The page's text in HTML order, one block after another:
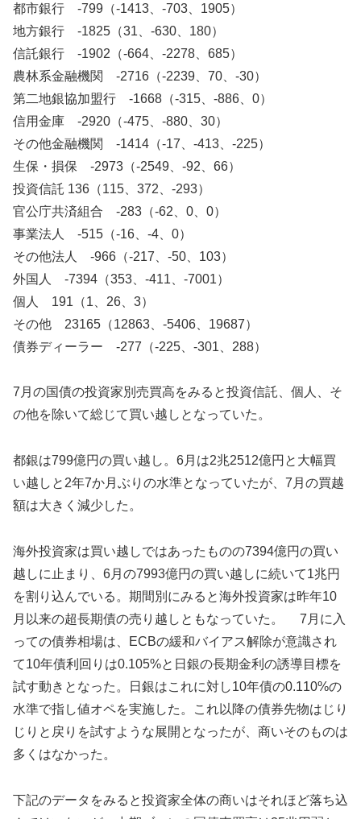
都市銀行 -799（-1413、-703、1905）
地方銀行 -1825（31、-630、180）
信託銀行 -1902（-664、-2278、685）
農林系金融機関 -2716（-2239、70、-30）
第二地銀協加盟行 -1668（-315、-886、0）
信用金庫 -2920（-475、-880、30）
その他金融機関 -1414（-17、-413、-225）
生保・損保 -2973（-2549、-92、66）
投資信託 136（115、372、-293）
官公庁共済組合 -283（-62、0、0）
事業法人 -515（-16、-4、0）
その他法人 -966（-217、-50、103）
外国人 -7394（353、-411、-7001）
個人 191（1、26、3）
その他 23165（12863、-5406、19687）
債券ディーラー -277（-225、-301、288）
7月の国債の投資家別売買高をみると投資信託、個人、そ
の他を除いて総じて買い越しとなっていた。
都銀は799億円の買い越し。6月は2兆2512億円と大幅買
い越しと2年7か月ぶりの水準となっていたが、7月の買越
額は大きく減少した。
海外投資家は買い越しではあったものの7394億円の買い
越しに止まり、6月の7993億円の買い越しに続いて1兆円
を割り込んでいる。期間別にみると海外投資家は昨年10
月以来の超長期債の売り越しともなっていた。 7月に入
っての債券相場は、ECBの緩和バイアス解除が意識され
て10年債利回りは0.105%と日銀の長期金利の誘導目標を
試す動きとなった。日銀はこれに対し10年債の0.110%の
水準で指し値オペを実施した。これ以降の債券先物はじり
じりと戻りを試すような展開となったが、商いそのものは
多くはなかった。
下記のデータをみると投資家全体の商いはそれほど落ち込